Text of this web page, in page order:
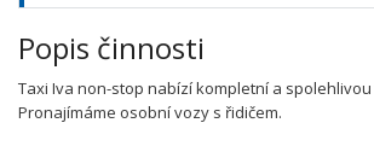
Popis činnosti
Taxi Iva non-stop nabízí kompletní a
Pronajímáme osobní vozy s řidičem.